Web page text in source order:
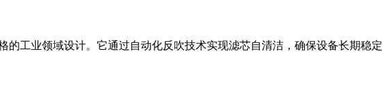
工业领域设计。它通过自动化反吹技术实现滤芯自清洁，确保设备长期稳定